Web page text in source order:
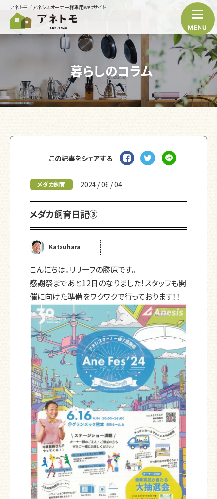
アネトモ／アネシスオーナー様専用webサイト
MENU
暮らしのコラム
メダカ飼育 2024 / 06 / 04
この記事をシェアする
メダカ飼育日記③
Katsuhara
こんにちは。リリーフの勝原です。
感謝祭まであと12日のなりました！スタッフも開
催に向けた準備をワクワクで行っております！！